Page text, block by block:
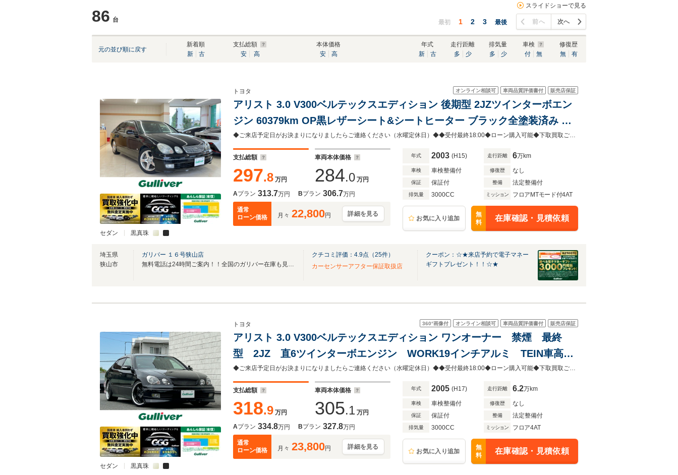
86 台
スライドショーで見る
最初 1 2 3 最後 前へ 次へ
元の並び順に戻す
新着順
新
古
支払総額
安
高
本体価格
安
高
年式
新
古
走行距離
多
少
排気量
多
少
車検
付
無
修復歴
無
有
セダン 黒真珠
オンライン相談可 車両品質評価書付 販売店保証
トヨタ
アリスト 3.0 V300ベルテックスエディション 後期型 2JZツインターボエン
ジン 60379km OP黒レザーシート&シートヒーター ブラック全塗装済み 元
色シルバー カロッツェリアナビTV ETC クルーズコントロール ローダウン
純正足廻りあり
◆ご来店予定日がお決まりになりましたらご連絡ください（水曜定休日）◆◆受付最終18:00◆ローン購入可能◆下取買取ご相談下さい◆
支払総額
297.8 万円
車両本体価格
284.0 万円
Aプラン 313.7万円 Bプラン 306.7万円
通常
ローン価格
月々 22,800円 詳細を見る
年式 2003 (H15) 走行距離 6万km
車検 車検整備付 修復歴 なし
保証 保証付 整備 法定整備付
排気量 3000CC ミッション フロアMTモード付4AT
お気に入り追加
無
料
在庫確認・見積依頼
埼玉県
狭山市
ガリバー １６号狭山店
無料電話は24時間ご案内！！全国のガリバー在庫も見たい方は一括照会が可能です！
クチコミ評価： 4.9点（25件）
カーセンサーアフター保証取扱店
クーポン：☆★来店予約で電子マネー
ギフトプレゼント！！☆★
セダン 黒真珠
360°画像付 オンライン相談可 車両品質評価書付 販売店保証
トヨタ
アリスト 3.0 V300ベルテックスエディション ワンオーナー 禁煙 最終
型 2JZ 直6ツインターボエンジン WORK19インチアルミ TEIN車高
調 純正革調シートカバー クルーズコントロール キーレス スペアキ
ー HIDライト ディーラー記録簿16枚付
◆ご来店予定日がお決まりになりましたらご連絡ください（水曜定休日）◆◆受付最終18:00◆ローン購入可能◆下取買取ご相談下さい◆
支払総額
318.9 万円
車両本体価格
305.1 万円
Aプラン 334.8万円 Bプラン 327.8万円
通常
ローン価格
月々 23,800円 詳細を見る
年式 2005 (H17) 走行距離 6.2万km
車検 車検整備付 修復歴 なし
保証 保証付 整備 法定整備付
排気量 3000CC ミッション フロア4AT
お気に入り追加
無
料
在庫確認・見積依頼